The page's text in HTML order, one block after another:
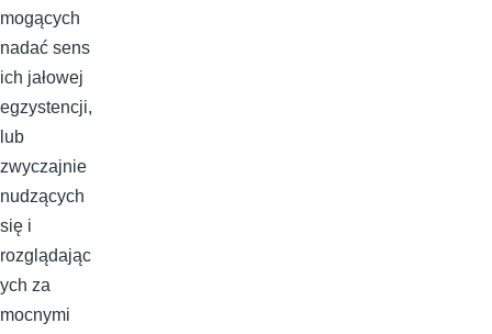
mogących
nadać sens
ich jałowej
egzystencji,
lub
zwyczajnie
nudzących
się i
rozglądając
ych za
mocnymi